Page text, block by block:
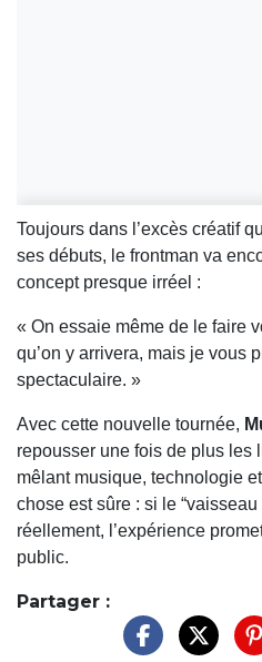
Toujours dans l’excès créatif
ses débuts, le frontman va
concept presque irréel :
« On essaie même de le faire
qu’on y arrivera, mais je vous
spectaculaire. »
Avec cette nouvelle tournée,
repousser une fois de plus les
mêlant musique, technologie
chose est sûre : si le
réellement, l’expérience
public.
Partager :